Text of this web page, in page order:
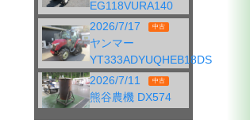
EG118VURA140
2026/7/17
中古
ヤンマー
YT333ADYUQHEB18DS
2026/7/11
中古
熊谷農機 DX574